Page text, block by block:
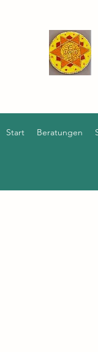
Start Beratungen